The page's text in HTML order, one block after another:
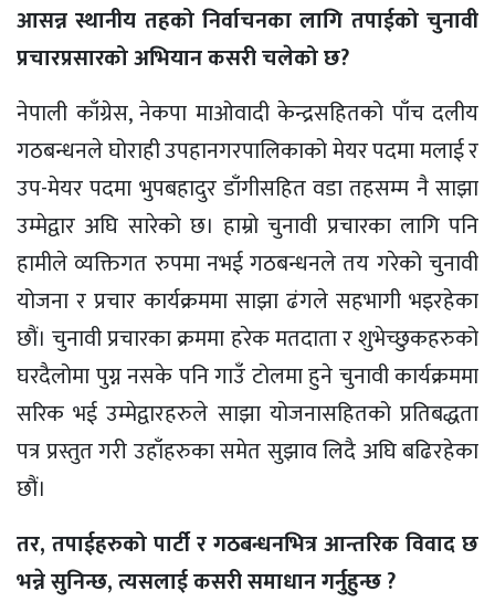
आसन्न स्थानीय तहको निर्वाचनका लागि तपाईको चुनावी
प्रचारप्रसारको अभियान कसरी चलेको छ?
नेपाली काँग्रेस, नेकपा माओवादी केन्द्रसहितको पाँच दलीय
गठबन्धनले घोराही उपहानगरपालिकाको मेयर पदमा मलाई र
उप-मेयर पदमा भुपबहादुर डाँगीसहित वडा तहसम्म नै साझा
उम्मेद्वार अघि सारेको छ। हाम्रो चुनावी प्रचारका लागि पनि
हामीले व्यक्तिगत रुपमा नभई गठबन्धनले तय गरेको चुनावी
योजना र प्रचार कार्यक्रममा साझा ढंगले सहभागी भइरहेका
छौं। चुनावी प्रचारका क्रममा हरेक मतदाता र शुभेच्छुकहरुको
घरदैलोमा पुग्न नसके पनि गाउँ टोलमा हुने चुनावी कार्यक्रममा
सरिक भई उम्मेद्वारहरुले साझा योजनासहितको प्रतिबद्धता
पत्र प्रस्तुत गरी उहाँहरुका समेत सुझाव लिदै अघि बढिरहेका
छौं।
तर, तपाईहरुको पार्टी र गठबन्धनभित्र आन्तरिक विवाद छ
भन्ने सुनिन्छ, त्यसलाई कसरी समाधान गर्नुहुन्छ ?